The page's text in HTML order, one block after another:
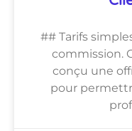
## Tarifs
commission.
conçu une
pour